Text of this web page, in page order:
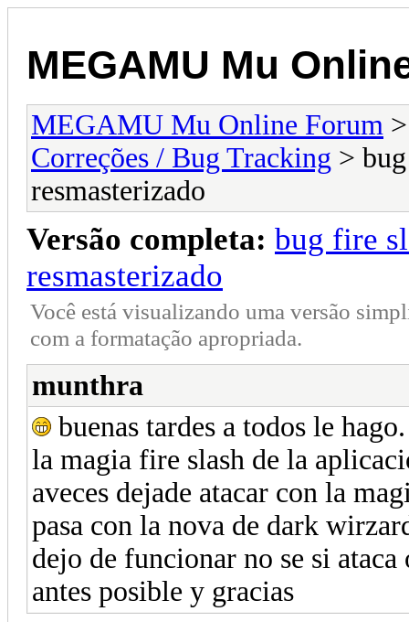
MEGAMU Mu
MEGAMU Mu Online Forum
Correções / Bug Tracking >
resmasterizado
Versão completa: bug fire
resmasterizado
Você está visualizando uma versão
com a formatação apropriada.
munthra
buenas tardes a todos le
la magia fire slash de la
aveces dejade atacar con la
pasa con la nova de dark
dejo de funcionar no se si
antes posible y gracias